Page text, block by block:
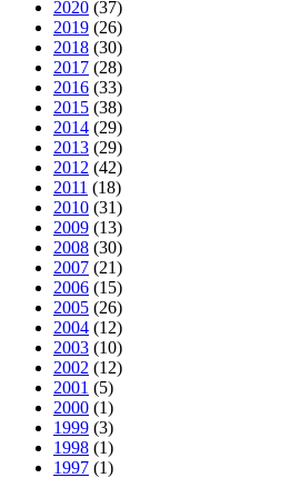
2020 (37)
2019 (26)
2018 (30)
2017 (28)
2016 (33)
2015 (38)
2014 (29)
2013 (29)
2012 (42)
2011 (18)
2010 (31)
2009 (13)
2008 (30)
2007 (21)
2006 (15)
2005 (26)
2004 (12)
2003 (10)
2002 (12)
2001 (5)
2000 (1)
1999 (3)
1998 (1)
1997 (1)